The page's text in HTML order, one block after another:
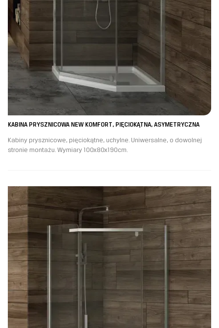
KABINA PRYSZNICOWA NEW KOMFORT, PIĘCIOKĄTNA, ASYMETRYCZNA
Kabiny prysznicowe, pięciokątne, uchylne. Uniwersalne, o dowolnej
stronie montażu. Wymiary 100x80x190cm.